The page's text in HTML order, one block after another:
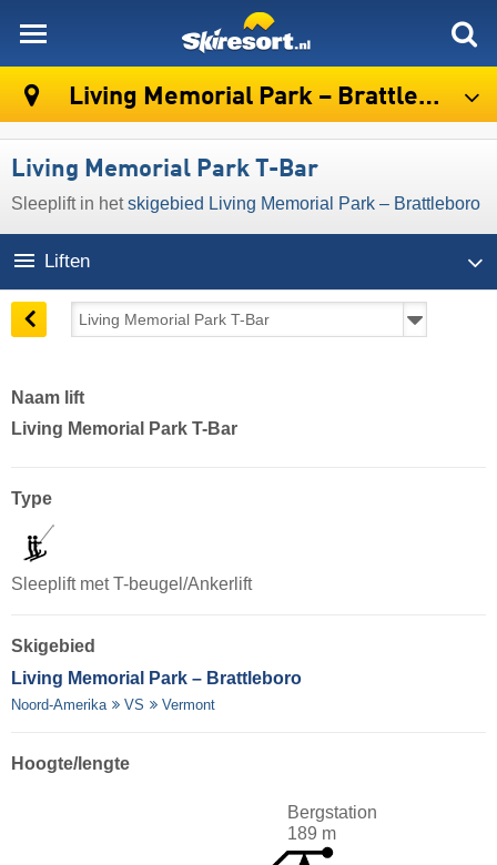
Living Memorial Park – Brattleboro
Living Memorial Park T-Bar
Sleeplift in hetskigebied Living Memorial Park – Brattleboro
Liften
Naam lift
Living Memorial Park T-Bar
Type
Sleeplift met T-beugel/Ankerlift
Skigebied
Living Memorial Park – Brattleboro
Noord-Amerika VS Vermont
Hoogte/lengte
Bergstation
189 m